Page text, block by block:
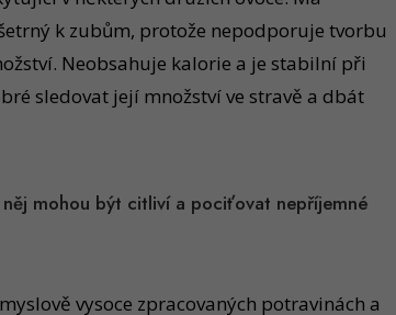
k zubům, protože nepodporuje tvorbu
Neobsahuje kalorie a je stabilní při
sledovat její množství ve stravě a dbát
mohou být citliví a pociťovat nepříjemné
vysoce zpracovaných potravinách a